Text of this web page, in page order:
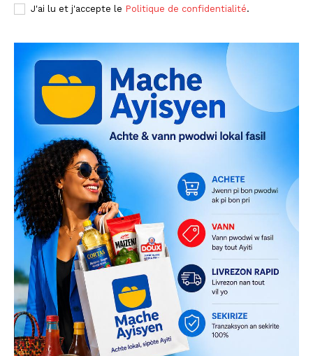
J'ai lu et j'accepte le Politique de confidentialité.